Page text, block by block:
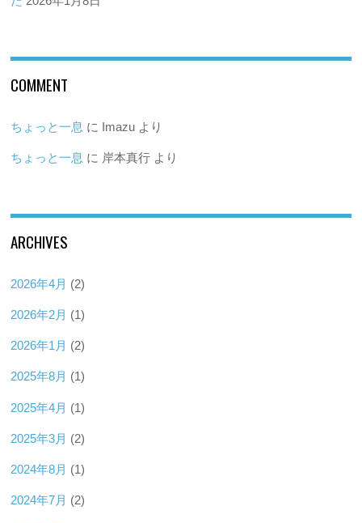
COMMENT
ちょっと一息 に Imazu より
ちょっと一息 に 岸本真行 より
ARCHIVES
2026年4月 (2)
2026年2月 (1)
2026年1月 (2)
2025年8月 (1)
2025年4月 (1)
2025年3月 (2)
2024年8月 (1)
2024年7月 (2)